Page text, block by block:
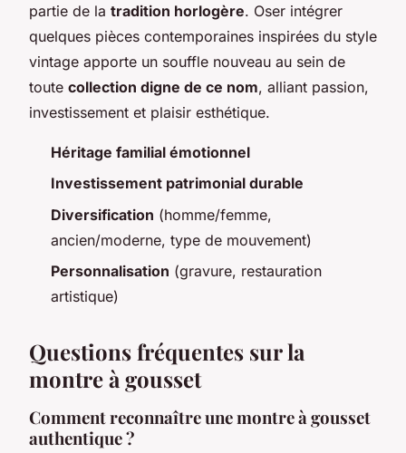
partie de la tradition horlogère. Oser intégrer
quelques pièces contemporaines inspirées du style
vintage apporte un souffle nouveau au sein de
toute collection digne de ce nom, alliant passion,
investissement et plaisir esthétique.
Héritage familial émotionnel
Investissement patrimonial durable
Diversification (homme/femme,
ancien/moderne, type de mouvement)
Personnalisation (gravure, restauration
artistique)
Questions fréquentes sur la
montre à gousset
Comment reconnaître une montre à gousset
authentique ?